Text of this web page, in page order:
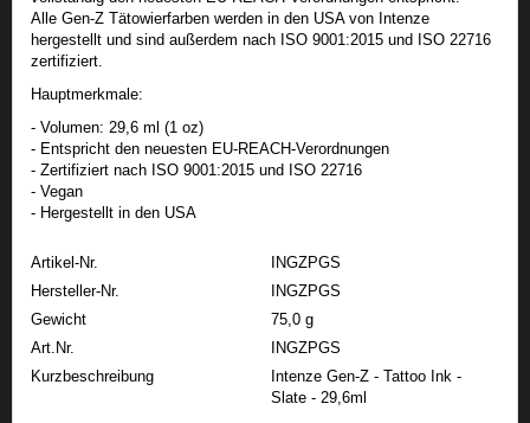
Alle Gen-Z Tätowierfarben werden in den USA von Intenze
hergestellt und sind außerdem nach ISO 9001:2015 und ISO 22716
zertifiziert.
Hauptmerkmale:
- Volumen: 29,6 ml (1 oz)
- Entspricht den neuesten EU-REACH-Verordnungen
- Zertifiziert nach ISO 9001:2015 und ISO 22716
- Vegan
- Hergestellt in den USA
Artikel-Nr.
INGZPGS
Hersteller-Nr.
INGZPGS
Gewicht
75,0 g
Art.Nr.
INGZPGS
Kurzbeschreibung
Intenze Gen-Z - Tattoo Ink -
Slate - 29,6ml